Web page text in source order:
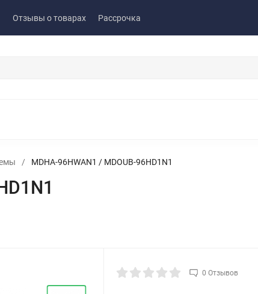
Отзывы о товарах Рассрочка
/ MDHA-96HWAN1 / MDOUB-96HD1N1
0 Отзывов